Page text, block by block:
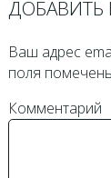
Ваш адрес
поля
Комментарий